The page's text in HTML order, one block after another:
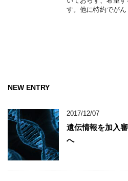
す。他に特約でがん
NEW ENTRY
2017/12/07
遺伝情報を加入
へ